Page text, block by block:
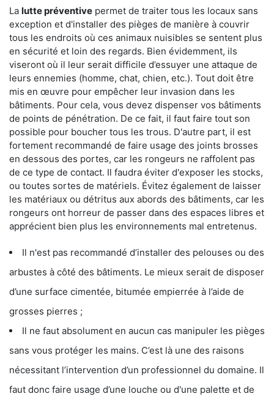
La lutte préventive permet de traiter tous les locaux sans
exception et d'installer des pièges de manière à couvrir
tous les endroits où ces animaux nuisibles se sentent plus
en sécurité et loin des regards. Bien évidemment, ils
viseront où il leur serait difficile d’essuyer une attaque de
leurs ennemies (homme, chat, chien, etc.). Tout doit être
mis en œuvre pour empêcher leur invasion dans les
bâtiments. Pour cela, vous devez dispenser vos bâtiments
de points de pénétration. De ce fait, il faut faire tout son
possible pour boucher tous les trous. D'autre part, il est
fortement recommandé de faire usage des joints brosses
en dessous des portes, car les rongeurs ne raffolent pas
de ce type de contact. Il faudra éviter d'exposer les stocks,
ou toutes sortes de matériels. Évitez également de laisser
les matériaux ou détritus aux abords des bâtiments, car les
rongeurs ont horreur de passer dans des espaces libres et
apprécient bien plus les environnements mal entretenus.
Il n'est pas recommandé d’installer des pelouses ou des
arbustes à côté des bâtiments. Le mieux serait de disposer
d’une surface cimentée, bitumée empierrée à l’aide de
grosses pierres ;
Il ne faut absolument en aucun cas manipuler les pièges
sans vous protéger les mains. C’est là une des raisons
nécessitant l’intervention d’un professionnel du domaine. Il
faut donc faire usage d’une louche ou d'une palette et de